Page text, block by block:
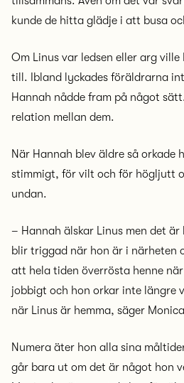
kunde de hitta glädje i att busa
Om Linus var ledsen eller arg
till. Ibland lyckades föräldrarna
Hannah nådde fram på något
relation mellan dem.
När Hannah blev äldre så orkade
stimmigt, för vilt och för högljutt
undan.
– Hannah älskar Linus men det
blir triggad när hon är i närheten
att hela tiden överrösta henne
jobbigt och hon orkar inte längre
när Linus är hemma, säger
Numera äter hon alla sina
går bara ut om det är något hon